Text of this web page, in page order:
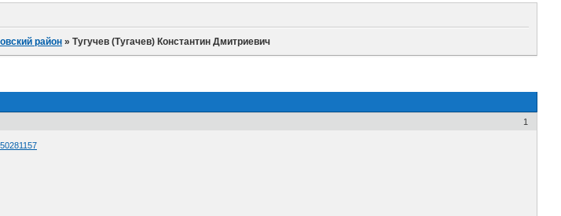
район »Тугучев (Тугачев) Константин Дмитриевич
1